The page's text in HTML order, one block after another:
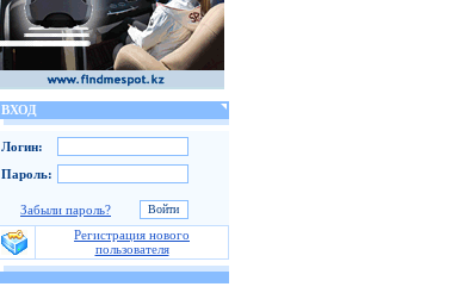
ВХОД
Логин:
Пароль:
Забыли пароль?
Регистрация нового
пользователя